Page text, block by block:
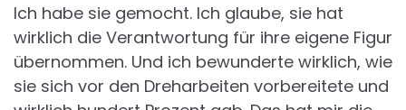
Ich habe sie gemocht. Ich glaube, sie hat
wirklich die Verantwortung für ihre eigene Figur
übernommen. Und ich bewunderte wirklich, wie
sie sich vor den Dreharbeiten vorbereitete und